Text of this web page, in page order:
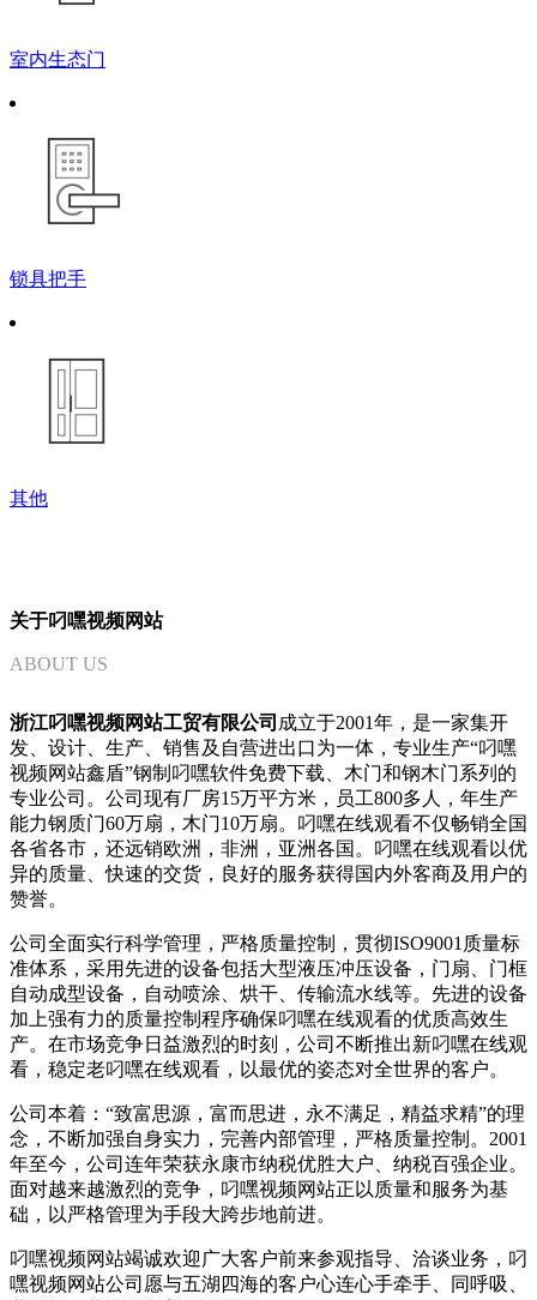
室内生态门
锁具把手
其他
关于叼嘿视频网站
ABOUT US
浙江叼嘿视频网站工贸有限公司 成立于2001年，是一家集开
发、设计、生产、销售及自营进出口为一体，专业生产“叼嘿
视频网站鑫盾”钢制叼嘿软件免费下载、木门和钢木门系列的
专业公司。公司现有厂房15万平方米，员工800多人，年生产
能力钢质门60万扇，木门10万扇。叼嘿在线观看不仅畅销全国
各省各市，还远销欧洲，非洲，亚洲各国。叼嘿在线观看以优
异的质量、快速的交货，良好的服务获得国内外客商及用户的
赞誉。
公司全面实行科学管理，严格质量控制，贯彻ISO9001质量标
准体系，采用先进的设备包括大型液压冲压设备，门扇、门框
自动成型设备，自动喷涂、烘干、传输流水线等。先进的设备
加上强有力的质量控制程序确保叼嘿在线观看的优质高效生
产。在市场竞争日益激烈的时刻，公司不断推出新叼嘿在线观
看，稳定老叼嘿在线观看，以最优的姿态对全世界的客户。
公司本着：“致富思源，富而思进，永不满足，精益求精”的理
念，不断加强自身实力，完善内部管理，严格质量控制。2001
年至今，公司连年荣获永康市纳税优胜大户、纳税百强企业。
面对越来越激烈的竞争，叼嘿视频网站正以质量和服务为基
础，以严格管理为手段大跨步地前进。
叼嘿视频网站竭诚欢迎广大客户前来参观指导、洽谈业务，叼
嘿视频网站公司愿与五湖四海的客户心连心手牵手、同呼吸、